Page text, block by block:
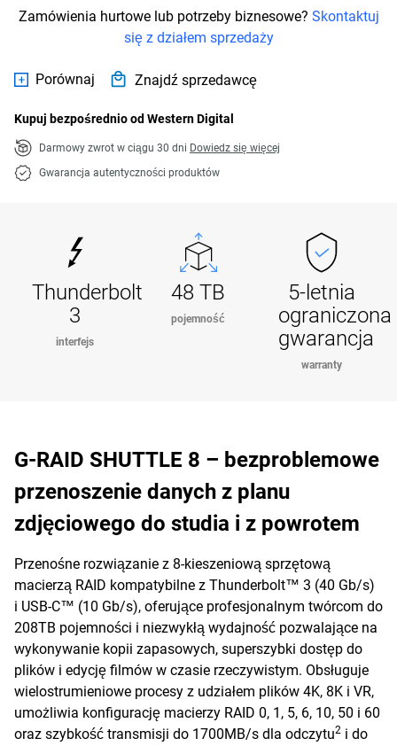
Zamówienia hurtowe lub potrzeby biznesowe? Skontaktuj
się z działem sprzedaży
Porównaj Znajdź sprzedawcę
Kupuj bezpośrednio od Western Digital
Darmowy zwrot w ciągu 30 dni Dowiedz się więcej
Gwarancja autentyczności produktów
Thunderbolt
3
interfejs
48 TB
pojemność
5-letnia
ograniczona
gwarancja
warranty
G-RAID SHUTTLE 8 – bezproblemowe
przenoszenie danych z planu
zdjęciowego do studia i z powrotem
Przenośne rozwiązanie z 8-kieszeniową sprzętową
macierzą RAID kompatybilne z Thunderbolt™ 3 (40 Gb/s)
i USB-C™ (10 Gb/s), oferujące profesjonalnym twórcom do
208TB pojemności i niezwykłą wydajność pozwalające na
wykonywanie kopii zapasowych, superszybki dostęp do
plików i edycję filmów w czasie rzeczywistym. Obsługuje
wielostrumieniowe procesy z udziałem plików 4K, 8K i VR,
umożliwia konfigurację macierzy RAID 0, 1, 5, 6, 10, 50 i 60
oraz szybkość transmisji do 1700MB/s dla odczytu2 i do